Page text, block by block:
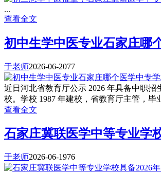
...
查看全文
初中生学中医专业石家庄哪
于老师2026-06-2077
近日河北省教育厅公示 2026 年具备中职
校。学校 1987 年建校，省教育厅主管，
查看全文
石家庄冀联医学中等专业学
于老师2026-06-1976